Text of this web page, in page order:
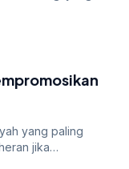
persetujuan
yang paling
jika